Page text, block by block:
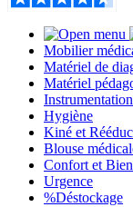
Mobilier
Matériel de
Matériel
Instrumentation
Hygiène
Kiné et
Blouse
Confort et
Urgence
%Déstockage